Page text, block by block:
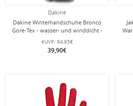
Dakine
Dakine Winterhandschuhe Bronco
Gore-Tex - wasser- und winddicht -
aquablau
eUVP: 84,95€
39,90€